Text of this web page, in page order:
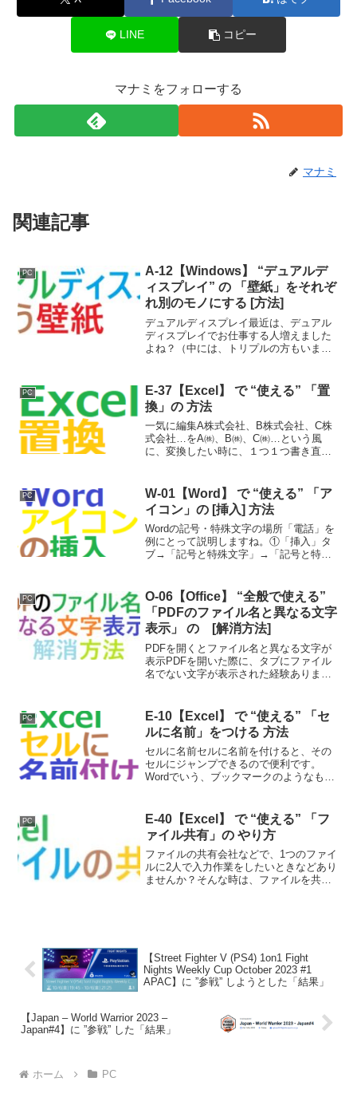
LINE コピー
マナミをフォローする
マナミ
関連記事
PC
A-12【Windows】 “デュアルデ
ィスプレイ” の 「壁紙」をそれぞ
れ別のモノにする [方法]
デュアルディスプレイ最近は、デュアル
ディスプレイでお仕事する人増えました
よね？（中には、トリプルの方もいます
やら壁紙を違うものにしたいとのこと。
ということで、調べてみま...
PC
E-37【Excel】 で “使える” 「置
換」の 方法
一気に編集A株式会社、B株式会社、C株
式会社…をA㈱、B㈱、C㈱…という風
に、変換したい時に、１つ１つ書き直し
方法がります。それが「置換」です。人
の手が入ると、変換にミ...
PC
W-01【Word】 で “使える” 「ア
イコン」の [挿入] 方法
Wordの記号・特殊文字の場所「電話」を
例にとって説明しますね。①「挿入」タ
ブ→「記号と特殊文字」→「記号と特殊
択します。③挿入は何回もできますの
で、挿入したい分が完了...
PC
O-06【Office】 “全般で使える”
「PDFのファイル名と異なる文字
表示」 の [解消方法]
PDFを開くとファイル名と異なる文字が
表示PDFを開いた際に、タブにファイル
名でない文字が表示された経験ありませ
というPDFファイルを開くと…表示タイ
トルが「名前が違...
PC
E-10【Excel】 で “使える” 「セ
ルに名前」をつける 方法
セルに名前セルに名前を付けると、その
セルにジャンプできるので便利です。
Wordでいう、ブックマークのようなもの
前を付けたいセルを選択」→「マウスの
右クリック」→「名...
PC
E-40【Excel】 で “使える” 「フ
ァイル共有」の やり方
ファイルの共有会社などで、1つのファイ
ルに2人で入力作業をしたいときなどあり
ませんか？そんな時は、ファイルを共有
【Street Fighter V (PS4) 1on1 Fight
Nights Weekly Cup October 2023 #1
APAC】に ”参戦” しようとした「結果」
【Japan – World Warrior 2023 –
Japan#4】に ”参戦” した「結果」
ホーム PC